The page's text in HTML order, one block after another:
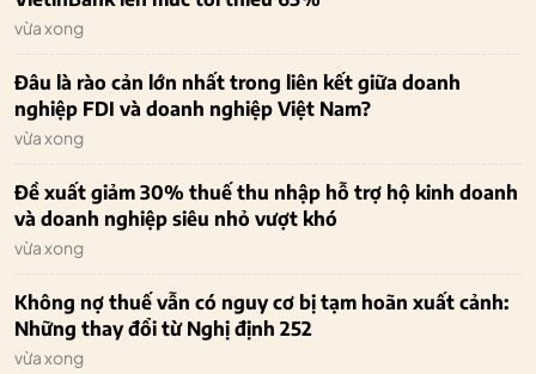
vừa xong
Đâu là rào cản lớn nhất trong liên kết giữa doanh
nghiệp FDI và doanh nghiệp Việt Nam?
vừa xong
Đề xuất giảm 30% thuế thu nhập hỗ trợ hộ kinh doanh
và doanh nghiệp siêu nhỏ vượt khó
vừa xong
Không nợ thuế vẫn có nguy cơ bị tạm hoãn xuất cảnh:
Những thay đổi từ Nghị định 252
vừa xong